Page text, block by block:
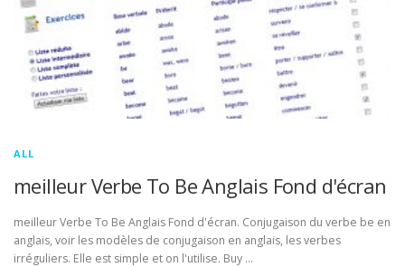
ALL
meilleur Verbe To Be Anglais Fond d'écran
meilleur Verbe To Be Anglais Fond d'écran. Conjugaison du verbe be en
anglais, voir les modèles de conjugaison en anglais, les verbes
irréguliers. Elle est simple et on l'utilise. Buy …